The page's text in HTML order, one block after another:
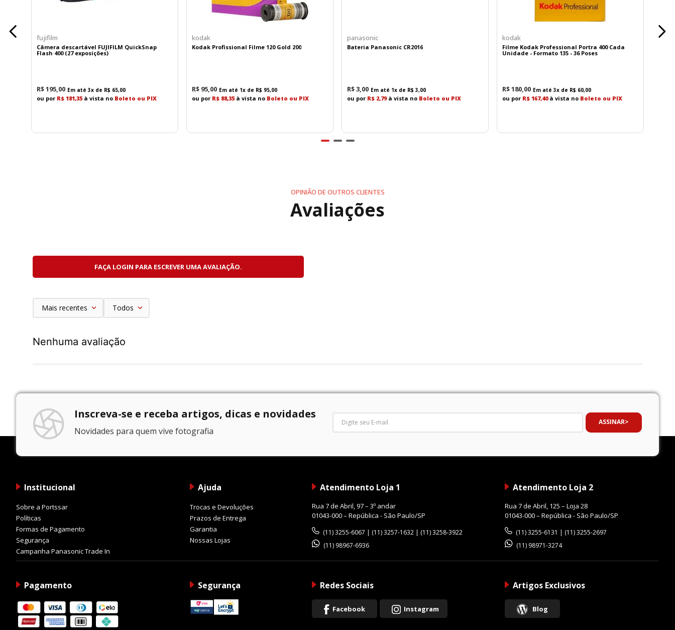
fujifilm
Câmera descartável FUJIFILM QuickSnap
Flash 400 (27 exposições)
R$195 00 Em até3x de R$ 65,00
ou por R$ 181,35 à vista no Boleto ou PIX
kodak
Kodak Profissional Filme 120 Gold 200
R$ 95 00 Em até 1x de R$ 95,00
ou por R$ 88,35 à vista no Boleto ou PIX
panasonic
Bateria Panasonic CR2016
R$3 00 Em até 1x de R$ 3,00
ou por R$ 2,79à vista no Boleto ou PIX
kodak
Filme Kodak Professional Portra 400 Cada
Unidade - Formato 135 - 36 Poses
R$180 00 Em até3x de R$ 60,00
ou por R$ 167,40à vista no Boleto ou PIX
OPINIÃO DE OUTROS CLIENTES
Avaliações
FAÇA LOGIN PARA ESCREVER UMA AVALIAÇÃO.
Mais recentes Todos
Nenhuma avaliação
Inscreva-se e receba artigos, dicas e novidades
Novidades para quem vive fotografia
ASSINAR
Institucional
Sobre a Portssar
Políticas
Formas de Pagamento
Segurança
Campanha Panasonic Trade In
Ajuda
Trocas e Devoluções
Prazos de Entrega
Garantia
Nossas Lojas
Atendimento Loja 1
Rua 7 de Abril, 97 – 3º andar
01043-000 – República - São Paulo/SP
(11) 3255-6067 | (11) 3257-1632 | (11) 3258-3922
(11) 98967-6936
Atendimento Loja 2
Rua 7 de Abril, 125 – Loja 28
01043-000 – República - São Paulo/SP
(11) 3255-6131 | (11) 3255-2697
(11) 98971-3274
Pagamento Segurança Redes Sociais
Facebook Instagram
Artigos Exclusivos
Blog